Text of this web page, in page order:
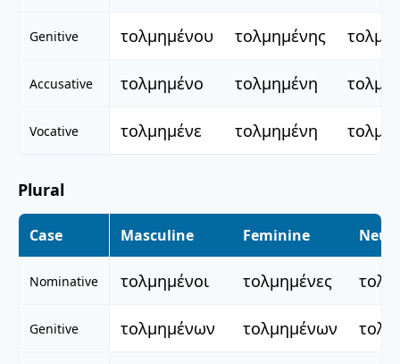
Genitive τολμημένου τολμημένης
Accusative τολμημένο τολμημένη
Vocative τολμημένε τολμημένη
Plural
Case Masculine Feminine
Nominative τολμημένοι τολμημένες
Genitive τολμημένων τολμημένων